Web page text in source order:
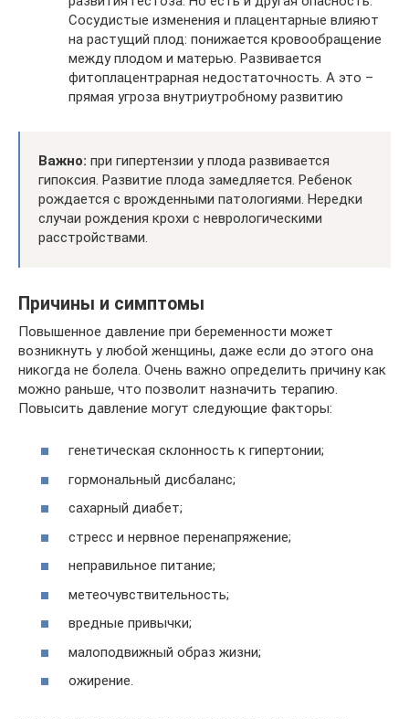
Сосудистые изменения и плацентарные влияют
на растущий плод: понижается кровообращение
между плодом и матерью. Развивается
фитоплацентрарная недостаточность. А это –
прямая угроза внутриутробному развитию
Важно: при гипертензии у плода развивается
гипоксия. Развитие плода замедляется. Ребенок
рождается с врожденными патологиями. Нередки
случаи рождения крохи с неврологическими
расстройствами.
Причины и симптомы
Повышенное давление при беременности может
возникнуть у любой женщины, даже если до этого она
никогда не болела. Очень важно определить причину как
можно раньше, что позволит назначить терапию.
Повысить давление могут следующие факторы:
генетическая склонность к гипертонии;
гормональный дисбаланс;
сахарный диабет;
стресс и нервное перенапряжение;
неправильное питание;
метеочувствительность;
вредные привычки;
малоподвижный образ жизни;
ожирение.